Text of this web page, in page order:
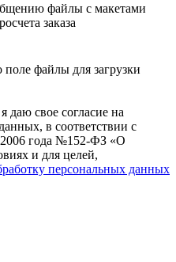
файлы с макетами
заказа
файлы для загрузки
свое согласие на
в соответствии с
года №152-ФЗ «О
и для целей,
персональных данных